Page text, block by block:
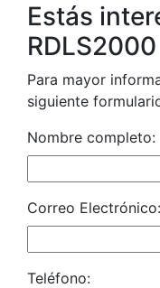
Estás
RDLS2000
Para mayor
siguiente
Nombre completo:
Correo Electrónico:
Teléfono: